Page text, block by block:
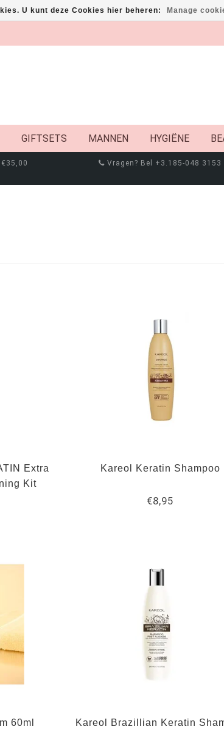
GIFTSETS MANNEN HYGIËNE
Vragen? Bel +3.185-048 3153
Extra
Kit
Kareol Keratin Shampoo
€8,95
60ml
Kareol Brazillian Keratin
U kunt deze Cookies hier beheren: Manage